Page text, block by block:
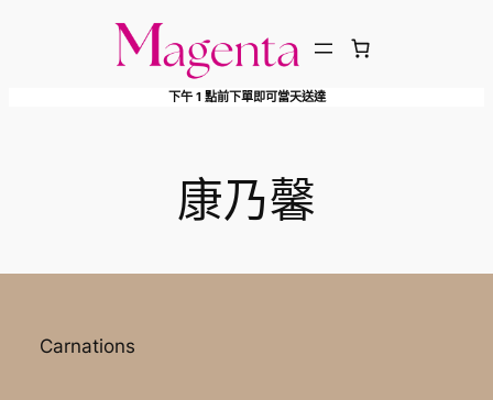
下午 1 點前下單即可當天送達
康乃馨
Carnations